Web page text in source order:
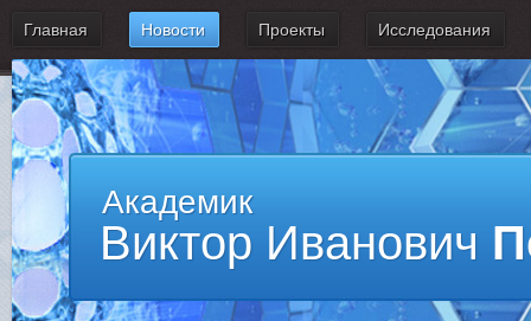
Главная Новости Проекты Исследования
Академик
Виктор Иванович